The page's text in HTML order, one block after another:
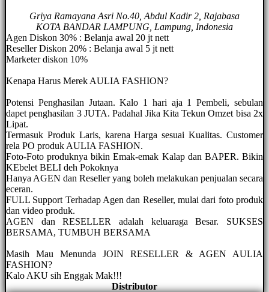
Griya Ramayana Asri No.40, Abdul Kadir 2, Rajabasa
KOTA BANDAR LAMPUNG, Lampung, Indonesia
Agen Diskon 30% : Belanja awal 20 jt nett
Reseller Diskon 20% : Belanja awal 5 jt nett
Marketer diskon 10%
Kenapa Harus Merek AULIA FASHION?
Potensi Penghasilan Jutaan. Kalo 1 hari aja 1 Pembeli, sebulan
dapet penghasilan 3 JUTA. Padahal Jika Kita Tekun Omzet bisa 2x
Lipat.
Termasuk Produk Laris, karena Harga sesuai Kualitas. Customer
rela PO produk AULIA FASHION.
Foto-Foto produknya bikin Emak-emak Kalap dan BAPER. Bikin
KEbelet BELI deh Pokoknya
Hanya AGEN dan Reseller yang boleh melakukan penjualan secara
eceran.
FULL Support Terhadap Agen dan Reseller, mulai dari foto produk
dan video produk.
AGEN dan RESELLER adalah keluaraga Besar. SUKSES
BERSAMA, TUMBUH BERSAMA
Masih Mau Menunda JOIN RESELLER & AGEN AULIA
FASHION?
Kalo AKU sih Enggak Mak!!!
Distributor